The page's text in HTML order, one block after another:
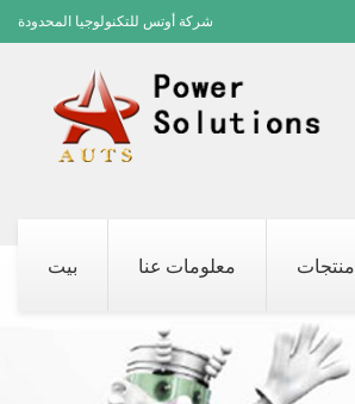
شركة أوتس للتكنولوجيا المحدودة
بيت معلومات عنا منتجات